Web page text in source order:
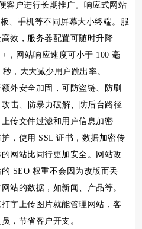
客户进行长期推广。响应式网站
、手机等不同屏幕大小终端。服
效，服务器配置可随时升降
，网站响应速度可小于 100 毫
，大大减少用户跳出率。
外安全加固，可防盗链、防刷
击、防暴力破解、防后台路径
传文件过滤和用户信息加密
，使用 SSL 证书，数据加密传
网站比同行更加安全。网站改
SEO 权重不会因为改版而丢
站的数据，如新闻、产品等。
字上传图片就能管理网站，客
，节省客户开支。